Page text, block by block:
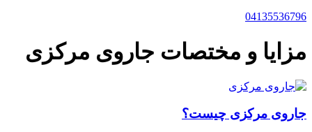
04135536796
مزایا و مختصات جاروی مرکزی
جاروی مرکزی چیست؟